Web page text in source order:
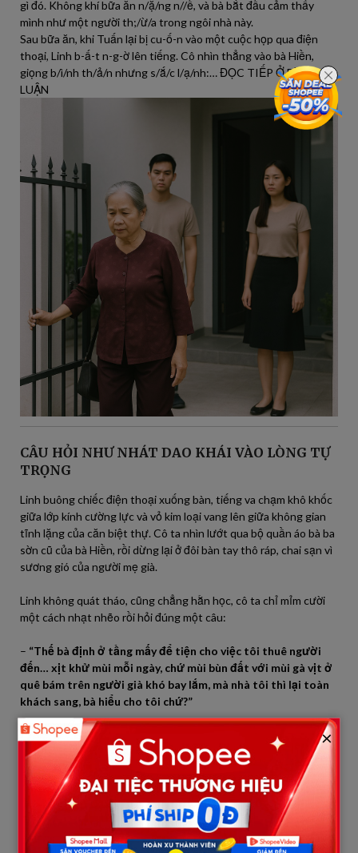
gì đó. Không khí bữa ăn n/ặ/ng n//ề, và bà bắt đầu cảm thấy
mình như một người th;/ừ/a trong ngôi nhà này.
Sau bữa ăn, khi Tuấn lại bị cu-ố-n vào một cuộc họp qua điện
thoại, Linh b-ấ-t n-g-ờ lên tiếng. Cô nhìn thẳng vào bà Hiền,
giọng b/ì/nh th/ả/n nhưng s/ắ/c l/ạ/nh:… ĐỌC TIẾP Ở BÌNH
LUẬN
CÂU HỎI NHƯ NHÁT DAO KHÁI VÀO LÒNG TỰ
TRỌNG
Linh buông chiếc điện thoại xuống bàn, tiếng va chạm khô khốc
giữa lớp kính cường lực và vỏ kim loại vang lên giữa không gian
tĩnh lặng của căn biệt thự. Cô ta nhìn lướt qua bộ quần áo bà ba
sờn cũ của bà Hiền, rồi dừng lại ở đôi bàn tay thô ráp, chai sạn vì
sương gió của người mẹ già.
Linh không quát tháo, cũng chẳng hằn học, cô ta chỉ mỉm cười
một cách nhạt nhẽo rồi hỏi đúng một câu:
– “Thế bà định ở tầng mấy để tiện cho việc tôi thuê người
đến… xịt khử mùi mỗi ngày, chứ mùi bùn đất với mùi gà vịt ở
quê bám trên người già khó bay lắm, mà nhà tôi thì lại toàn
khách sang, bà hiểu cho tôi chứ?”
Bà Hiền sững sờ. Miếng trái cây vừa đưa lên miệng bỗng trở nên
đắng chát. Bà không ngờ rằng, trong mắt cô con dâu học thức,
sang trọng này, sự hiện diện của bà lại được định giá bằng “mùi
hôi hám” cần phải khử sạch. Hóa ra, 8 tầng lầu cao ngất ngưỡng
kia không có lấy một mét vuông nào dành cho tình thân, chỉ có
sự kỳ thị và ghẻ lạnh.
×